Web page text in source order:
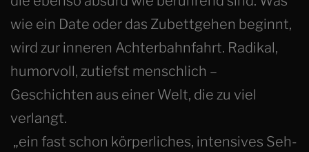
wie ein Date oder das Zubettgehen beginnt,
wird zur inneren Achterbahnfahrt. Radikal,
humorvoll, zutiefst menschlich –
Geschichten aus einer Welt, die zu viel
verlangt.
„ein fast schon körperliches, intensives Seh-